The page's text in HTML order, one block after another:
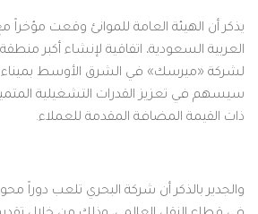
يذكر أن الهيئة العامة للموانئ وقعت
العربية السعودية، اتفاقية لإنشاء أكبر
لشركة «ميرسك» في الشرق الأوسط بميناء
سيسهم في تعزيز القدرات التشغيلية
ذات القيمة المضافة المقدمة للعملاء.
والجدير بالذكر أن شركة البحري تلعب دوراً